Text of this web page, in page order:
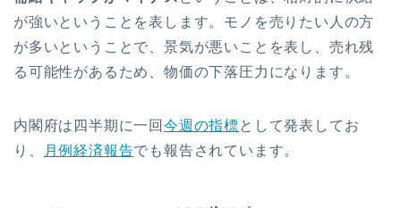
が強いということを表します。モノを売りたい人の方
が多いということで、景気が悪いことを表し、売れ残
る可能性があるため、物価の下落圧力になります。
内閣府は四半期に一回 今週の指標として発表してお
り、
月例経済報告でも報告されています。